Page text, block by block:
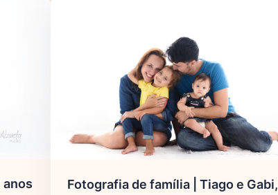
anos
Fotografia de família | Tiago e Gabi,